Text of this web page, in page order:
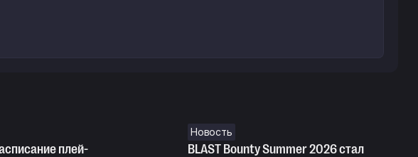
плей-
Новость
BLAST Bounty Summer 2026 стал